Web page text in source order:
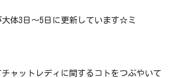
体3日～5日に更新しています☆ミ
ャットレディに関するコトをつぶやいて